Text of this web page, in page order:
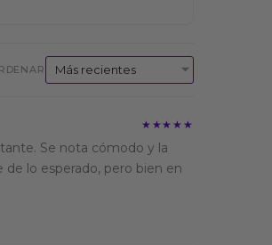
★★★★★
★★★★★
Se nota cómodo y la
lo esperado, pero bien en